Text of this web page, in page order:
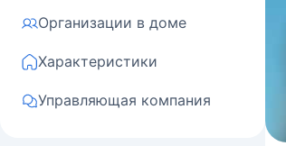
Организации в доме
Характеристики
Управляющая компания